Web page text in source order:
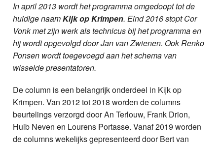
In april 2013 wordt het programma omgedoopt tot de
huidige naamKijk op Krimpen. Eind 2016 stopt Cor
Vonk met zijn werk als technicus bij het programma en
hij wordt opgevolgd door Jan van Zwienen. Ook Renko
Ponsen wordt toegevoegd aan het schema van
wisselde presentatoren.
De column is een belangrijk onderdeel in Kijk op
Krimpen. Van 2012 tot 2018 worden de columns
beurtelings verzorgd door An Terlouw, Frank Drion,
Huib Neven en Lourens Portasse. Vanaf 2019 worden
de columns wekelijks gepresenteerd door Bert van